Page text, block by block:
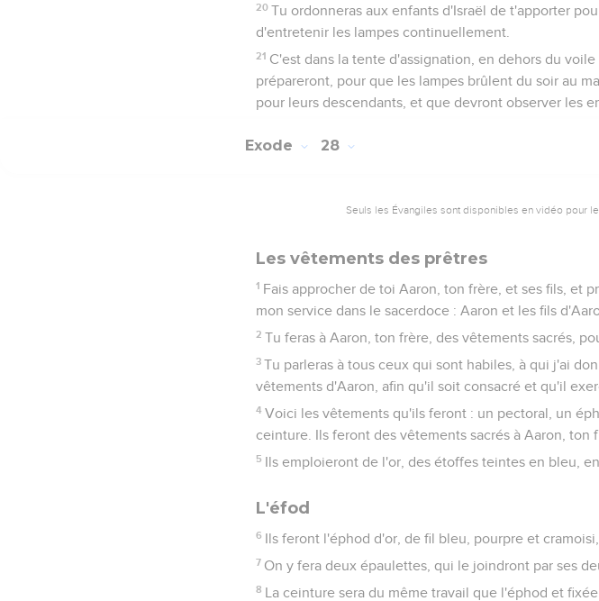
20 Tu ordonneras aux enfants d'Israël de t'apporter
d'entretenir les lampes continuellement.
21 C'est dans la tente d'assignation, en dehors du
prépareront, pour que les lampes brûlent du soir au
pour leurs descendants, et que devront observer les
Exode 28
Seuls les Évangiles sont disponibles en vidéo pour le
Les vêtements des prêtres
1 Fais approcher de toi Aaron, ton frère, et ses fils, et
mon service dans le sacerdoce : Aaron et les fils
2 Tu feras à Aaron, ton frère, des vêtements sacrés,
3 Tu parleras à tous ceux qui sont habiles, à qui j'ai
vêtements d'Aaron, afin qu'il soit consacré et qu'il
4 Voici les vêtements qu'ils feront : un pectoral, un
ceinture. Ils feront des vêtements sacrés à Aaron, ton
5 Ils emploieront de l'or, des étoffes teintes en bleu,
L'éfod
6 Ils feront l'éphod d'or, de fil bleu, pourpre et
7 On y fera deux épaulettes, qui le joindront par ses
8 La ceinture sera du même travail que l'éphod et